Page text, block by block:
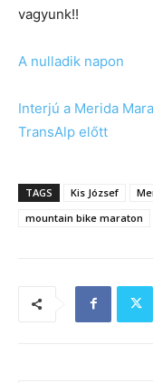
vagyunk!!
A nulladik napon
Interjú a Merida
TransAlp előtt
TAGS Kis József
mountain bike maraton